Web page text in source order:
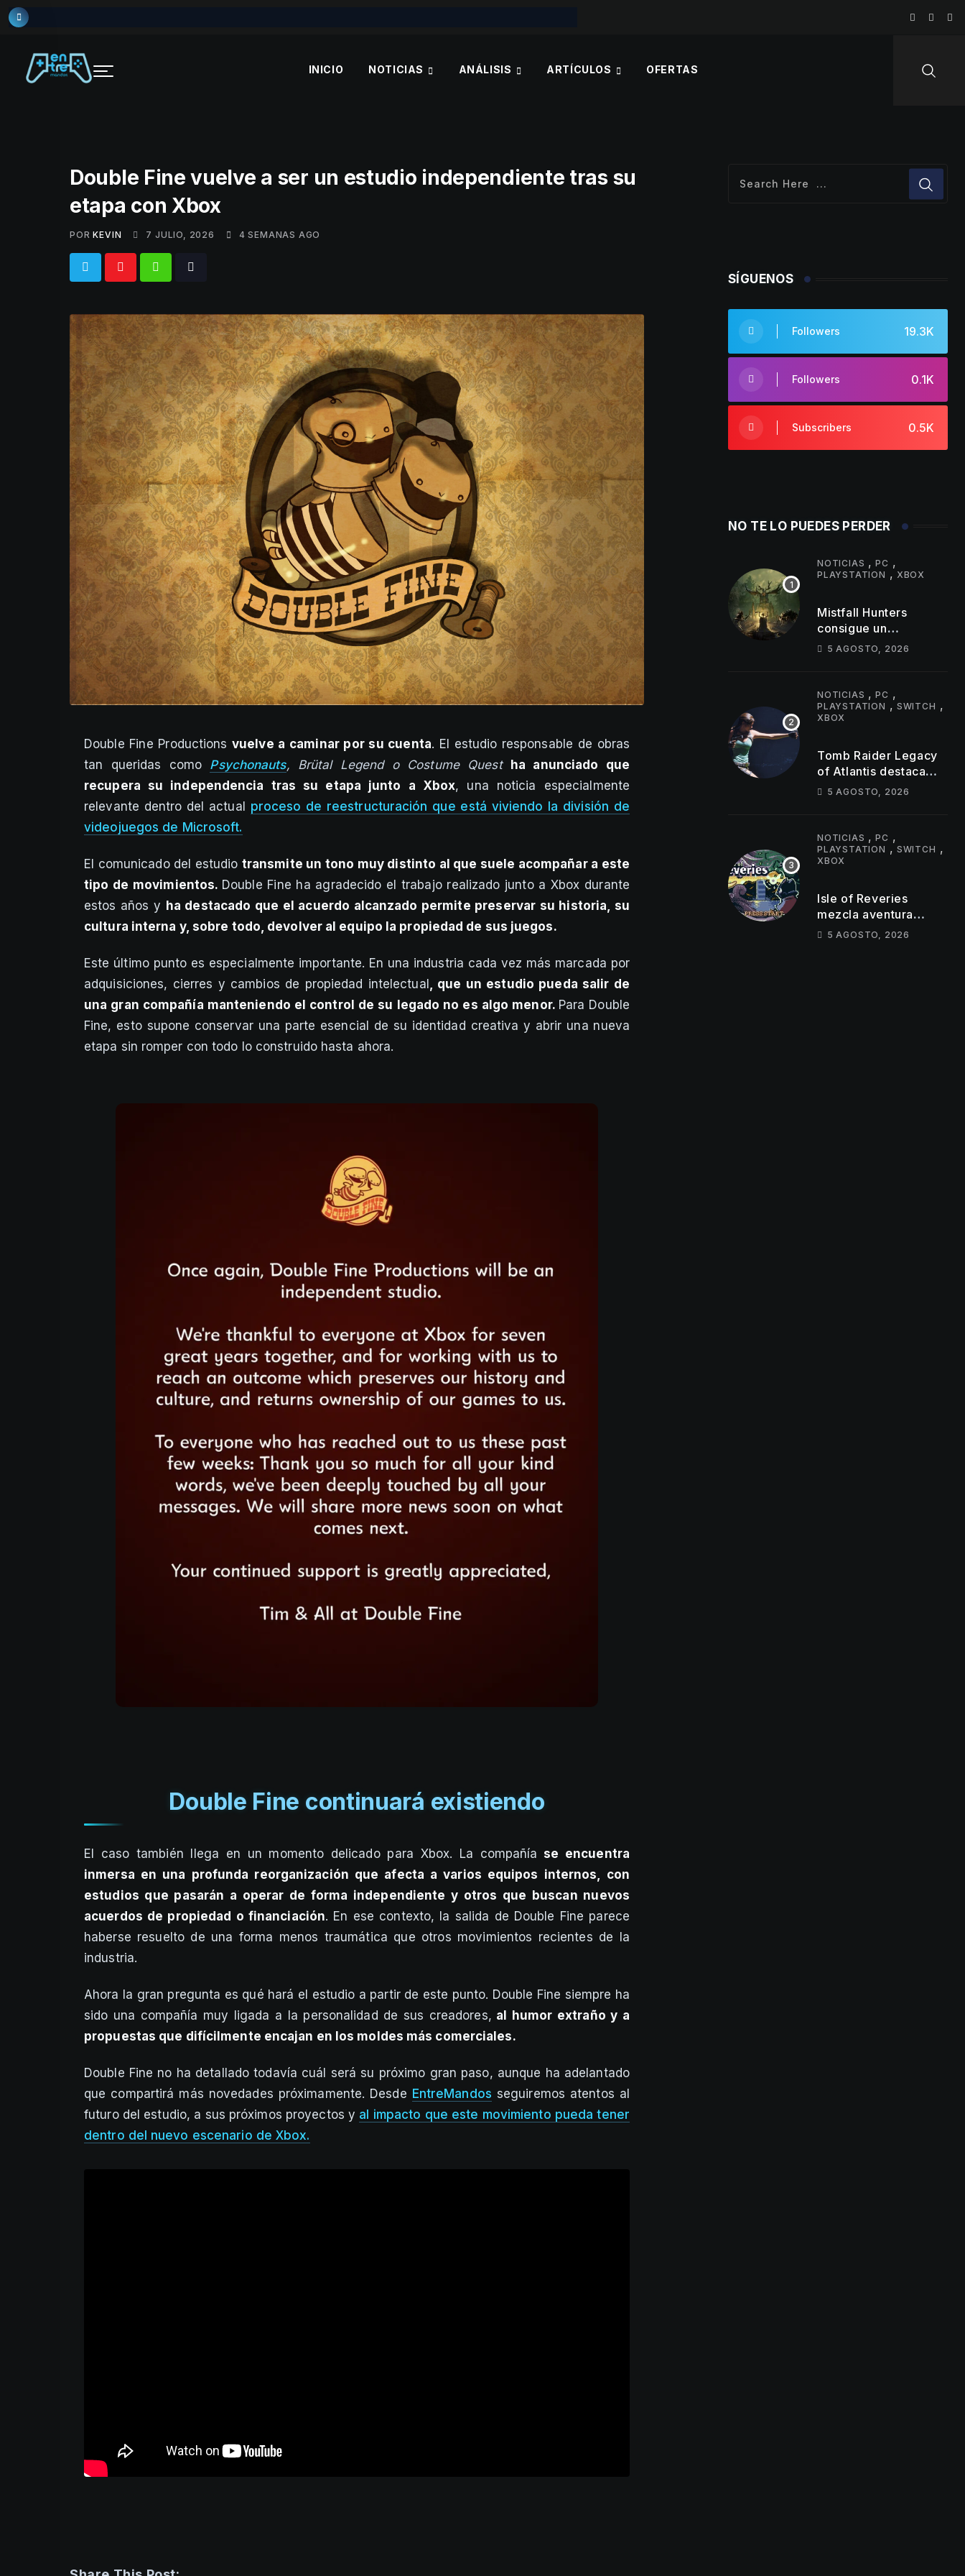
Skip
to
INICIO NOTICIAS ANÁLISIS ARTÍCULOS OFERTAS
Double Fine vuelve a ser un estudio independiente tras su
etapa con Xbox
POR KEVIN 7 JULIO, 2026 4 SEMANAS AGO
WhatsappTiktok
Double Fine Productionsvuelve a caminar por su cuenta. El estudio responsable de obras
tan queridas como Psychonauts, Brütal Legend o Costume Quest
ha anunciado que
recupera su independencia tras su etapa junto a Xbox, una noticia especialmente
relevante dentro del actual proceso de reestructuración que está viviendo la división de
videojuegos de Microsoft.
El comunicado del estudio transmite un tono muy distinto al que suele acompañar a este
tipo de movimientos. Double Fine ha agradecido el trabajo realizado junto a Xbox durante
estos años y ha destacado que el acuerdo alcanzado permite preservar su historia, su
cultura interna y, sobre todo, devolver al equipo la propiedad de sus juegos.
Este último punto es especialmente importante. En una industria cada vez más marcada por
adquisiciones, cierres y cambios de propiedad intelectual , que un estudio pueda salir de
una gran compañía manteniendo el control de su legado no es algo menor. Para Double
Fine, esto supone conservar una parte esencial de su identidad creativa y abrir una nueva
etapa sin romper con todo lo construido hasta ahora.
Double Fine continuará existiendo
El caso también llega en un momento delicado para Xbox. La compañía se encuentra
inmersa en una profunda reorganización que afecta a varios equipos internos, con
estudios que pasarán a operar de forma independiente y otros que buscan nuevos
acuerdos de propiedad o financiación. En ese contexto, la salida de Double Fine parece
haberse resuelto de una forma menos traumática que otros movimientos recientes de la
industria.
Ahora la gran pregunta es qué hará el estudio a partir de este punto. Double Fine siempre ha
sido una compañía muy ligada a la personalidad de sus creadores, al humor extraño y a
propuestas que difícilmente encajan en los moldes más comerciales.
Double Fine no ha detallado todavía cuál será su próximo gran paso, aunque ha adelantado
que compartirá más novedades próximamente. Desde EntreMandos seguiremos atentos al
futuro del estudio, a sus próximos proyectos y al impacto que este movimiento pueda tener
dentro del nuevo escenario de Xbox.
SÍGUENOS
19.3K
Followers
0.1K
Followers
0.5K
Subscribers
NO TE LO PUEDES PERDER
NOTICIAS ,PC ,
PLAYSTATION , XBOX
Mistfall Hunters
consigue un
importante hito de
5 AGOSTO, 2026
NOTICIAS ,PC ,
PLAYSTATION , SWITCH ,
XBOX
Tomb Raider Legacy
of Atlantis destaca
sus puzles y trampas
5 AGOSTO, 2026
NOTICIAS ,PC ,
PLAYSTATION , SWITCH ,
XBOX
Isle of Reveries
mezcla aventura
cooperativa,
5 AGOSTO, 2026